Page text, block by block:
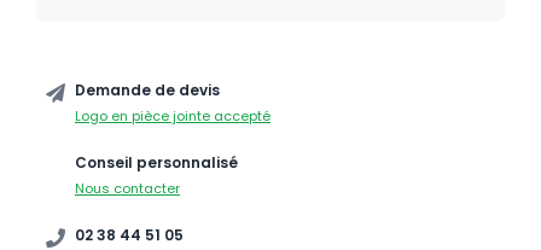
Demande de devis
Logo en pièce jointe accepté
Conseil personnalisé
Nous contacter
02 38 44 51 05